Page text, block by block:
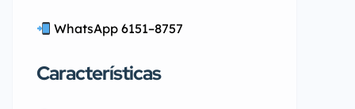
WhatsApp 6151–8757
Características